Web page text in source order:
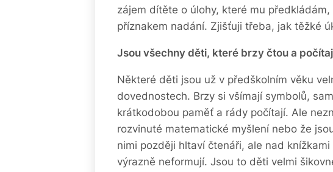
zájem dítěte o úlohy, které mu
příznakem nadání. Zjišťuji třeba, jak těžké
Jsou všechny děti, které brzy čtou a
Některé děti jsou už v předškolním věku
dovednostech. Brzy si všímají symbolů,
krátkodobou paměť a rády počítají. Ale
rozvinuté matematické myšlení nebo že
nimi později hltaví čtenáři, ale nad
výrazně neformují. Jsou to děti velmi